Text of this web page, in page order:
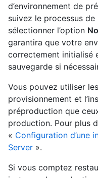
d’environnement de
suivez le processus
sélectionner l’option
garantira que votre
correctement initialisé
sauvegarde si
Vous pouvez utiliser
provisionnement et
préproduction que
production. Pour plus
« Configuration d’une
Server ».
Si vous comptez